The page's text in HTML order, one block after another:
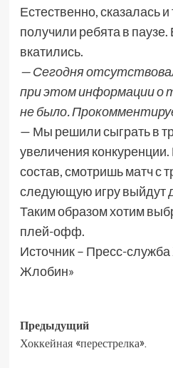
Естественно, сказалась и
получили ребята в
вкатились.
— Сегодня
при этом информации о
не было.
— Мы решили сыграть в
увеличения
состав, смотришь матч с
следующую игру выйдут
Таким образом хотим
плей-офф.
Источник – Пресс-
Жлобин»
Предыдущий
Хоккейная «перестрелка».